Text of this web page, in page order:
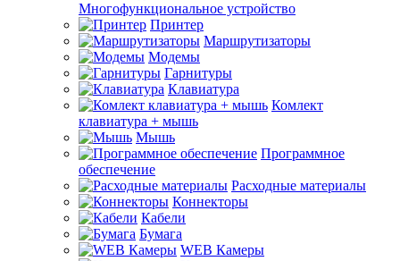
Многофункциональное устройство
Принтер
Маршрутизаторы
Модемы
Гарнитуры
Клавиатура
Комлект
клавиатура + мышь
Мышь
Программное
обеспечение
Расходные материалы
Коннекторы
Кабели
Бумага
WEB Камеры